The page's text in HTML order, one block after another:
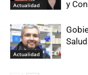
Actualidad
y
Actualidad